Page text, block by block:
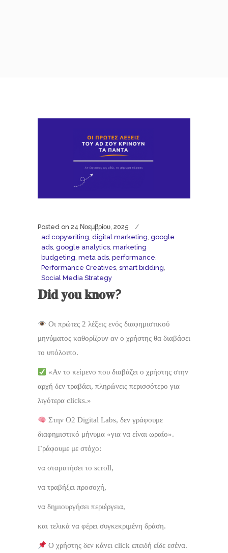
Posted on 24 Νοεμβρίου, 2025
ad copywriting, digital marketing, google
ads, google analytics, marketing
budgeting, meta ads, performance,
Performance Creatives, smart bidding,
Social Media Strategy
𝐃𝐢𝐝 𝐲𝐨𝐮 𝐤𝐧𝐨𝐰?
Οι πρώτες 2 λέξεις ενός διαφημιστικού
μηνύματος καθορίζουν αν ο χρήστης θα διαβάσει
το υπόλοιπο.
«Αν το κείμενο που διαβάζει ο χρήστης στην
αρχή δεν τραβάει, πληρώνεις περισσότερο για
λιγότερα clicks.»
Στην O2 Digital Labs, δεν γράφουμε
διαφημιστικό μήνυμα «για να είναι ωραίο».
Γράφουμε με στόχο:
να σταματήσει το scroll,
να τραβήξει προσοχή,
να δημιουργήσει περιέργεια,
και τελικά να φέρει συγκεκριμένη δράση.
Ο χρήστης δεν κάνει click επειδή είδε εσένα.